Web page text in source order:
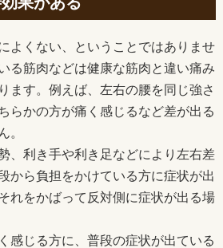
よくない、ということではありませ
る筋肉などは健康な筋肉と違い痛み
ます。例えば、左右の腰を同じ強さ
らかの方が痛く感じるなど差が出る
。
、利き手や利き足などにより左右差
から負担をかけている方に症状が出
れをかばって反対側に症状が出る場
感じる方に、普段の症状が出ている